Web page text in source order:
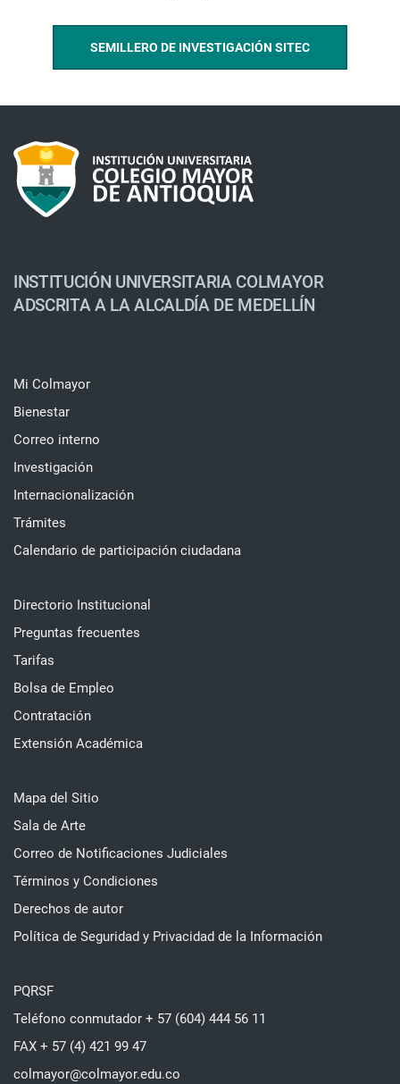
SEMILLERO DE INVESTIGACIÓN SITEC
INSTITUCIÓN UNIVERSITARIA COLMAYOR
ADSCRITA A LA ALCALDÍA DE MEDELLÍN
Mi Colmayor
Bienestar
Correo interno
Investigación
Internacionalización
Trámites
Calendario de participación ciudadana
Directorio Institucional
Preguntas frecuentes
Tarifas
Bolsa de Empleo
Contratación
Extensión Académica
Mapa del Sitio
Sala de Arte
Correo de Notificaciones Judiciales
Términos y Condiciones
Derechos de autor
Política de Seguridad y Privacidad de la Información
PQRSF
Teléfono conmutador + 57 (604) 444 56 11
FAX + 57 (4) 421 99 47
colmayor@colmayor.edu.co